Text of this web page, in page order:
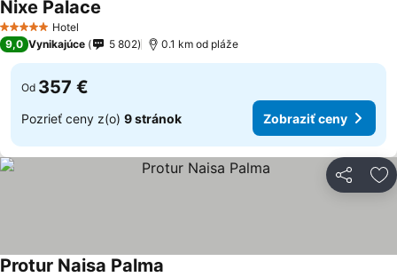
5 Počet hviezdičiek
Hotel
Nixe Palace
9,0 Vynikajúce 5 802 0.1 km od pláže
Od 357 €
Pozrieť ceny z(o) 9 stránok Zobraziť ceny
Zdieľať
Protur Naisa Palma